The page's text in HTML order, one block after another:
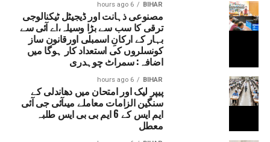
BIHAR
6 hours ago
مصنوعی ذہانت اور ڈیجیٹل ٹیکنالوجی
ترقی کا سب سے بڑا وسیلہ،اے آئی سے
بہار کے ارکانِ اسمبلی اورقانون ساز
کونسلروں کی استعداد کار ہوگا میں
اضافہ: سمراٹ چوہدری
BIHAR
6 hours ago
پیپر لیک اور امتحان میں دھاندلی کے
سنگین الزامات معاملے میںآئی جی آئی
ایم ایس کے 6 ایم بی بی ایس طلبہ
معطل